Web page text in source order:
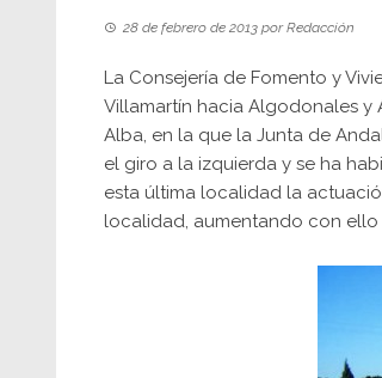
28 de febrero de 2013 porRedacción
La Consejería de Fomento y
Villamartín hacia Algodonales y
Alba, en la que la Junta de
el giro a la izquierda y se ha
esta última localidad la
localidad, aumentando con